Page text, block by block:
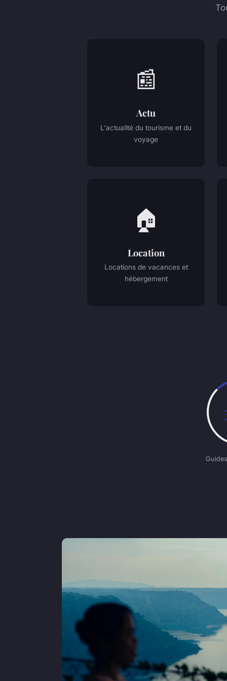
📰
Actu
L'actualité du tourisme et du
voyage
🏠
Location
Locations de vacances et
hébergement